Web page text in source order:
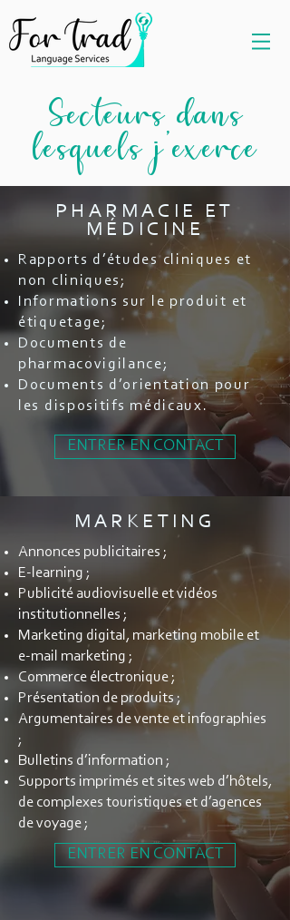
Secteurs dans
lesquels j’exerce
PHARMACIE ET
MÉDICINE
Rapports d’études cliniques et
non cliniques;
Informations sur le produit et
étiquetage;
Documents de
pharmacovigilance;
Documents d’orientation pour
les dispositifs médicaux.
ENTRER EN CONTACT
MARKETING
Annonces publicitaires ;
E-learning ;
Publicité audiovisuelle et vidéos
institutionnelles ;
Marketing digital, marketing mobile et
e-mail marketing ;
Commerce électronique ;
Présentation de produits ;
Argumentaires de vente et infographies
;
Bulletins d’information ;
Supports imprimés et sites web d’hôtels,
de complexes touristiques et d’agences
de voyage ;
ENTRER EN CONTACT